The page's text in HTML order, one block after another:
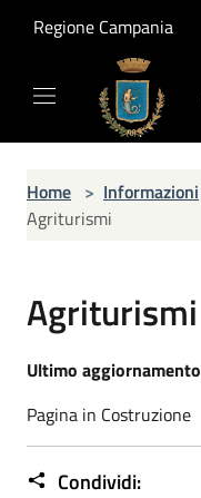
Regione Campania
Home > Informazioni
Agriturismi
Agriturismi
Ultimo aggiornamento
Pagina in Costruzione
Condividi: